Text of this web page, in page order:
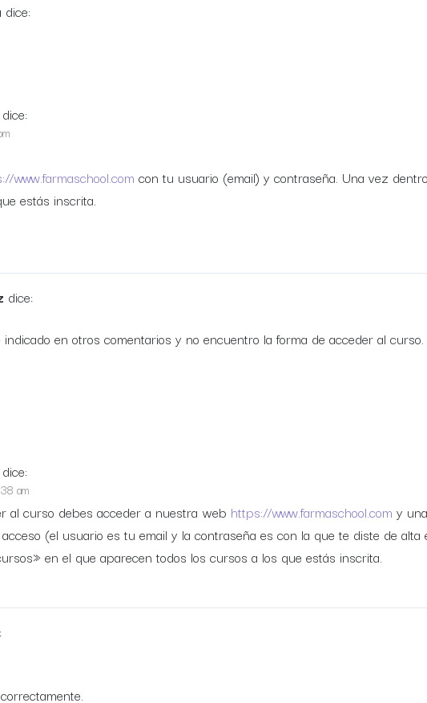
dice:
dice:
www.farmaschool.com con tu usuario (email) y contraseña. Una vez
estás inscrita.
dice:
en otros comentarios y no encuentro la forma de acceder al curso.
dice:
am
al curso debes acceder a nuestra web https://www.farmaschool.com y
(el usuario es tu email y la contraseña es con la que te diste de alta
en el que aparecen todos los cursos a los que estás inscrita.